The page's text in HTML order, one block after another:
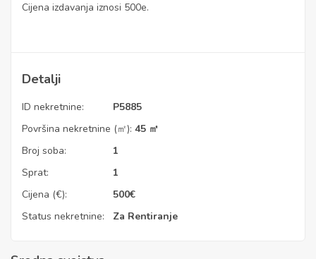
Cijena izdavanja iznosi 500e.
Detalji
ID nekretnine:
P5885
Površina nekretnine (㎡): 45 ㎡
Broj soba:
1
Sprat:
1
Cijena (€):
500€
Status nekretnine:
Za Rentiranje